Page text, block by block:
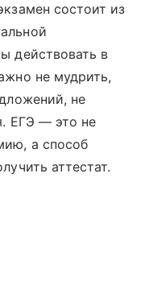
состоит из
действовать в
не мудрить,
не
ЕГЭ — это не
а способ
аттестат.